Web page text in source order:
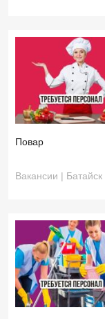
Повар
Вакансии | Батайск